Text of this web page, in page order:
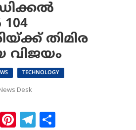
തിമിര
വിജയം
TECHNOLOGY
Desk
Pinterest
Telegram
Share